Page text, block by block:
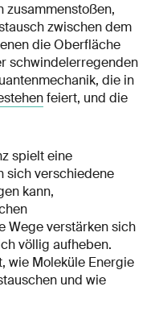
zusammenstoßen,
zwischen dem
die Oberfläche
schwindelerregenden
die in
feiert, und die
spielt eine
sich verschiedene
kann,
Wege verstärken sich
völlig aufheben.
wie Moleküle Energie
und wie